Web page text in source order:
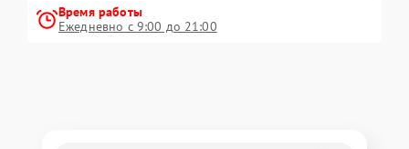
Время работы
Ежедневно с 9:00 до 21:00